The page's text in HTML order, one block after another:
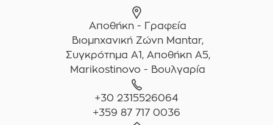
Αποθήκη - Γραφεία
Βιομηχανική Ζώνη Mantar,
Συγκρότημα A1, Αποθήκη Α5,
Marikostinovo - Βουλγαρία
+30 2315526064
+359 87 717 0036